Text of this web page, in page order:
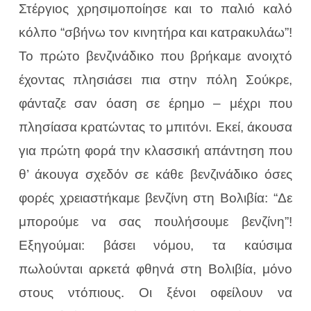
Στέργιος χρησιμοποίησε και το παλιό καλό
κόλπο “σβήνω τον κινητήρα και κατρακυλάω”!
Το πρώτο βενζινάδικο που βρήκαμε ανοιχτό
έχοντας πλησιάσει πια στην πόλη Σούκρε,
φάνταζε σαν όαση σε έρημο – μέχρι που
πλησίασα κρατώντας το μπιτόνι. Εκεί, άκουσα
για πρώτη φορά την κλασσική απάντηση που
θ’ άκουγα σχεδόν σε κάθε βενζινάδικο όσες
φορές χρειαστήκαμε βενζίνη στη Βολιβία: “Δε
μπορούμε να σας πουλήσουμε βενζίνη”!
Εξηγούμαι: βάσει νόμου, τα καύσιμα
πωλούνται αρκετά φθηνά στη Βολιβία, μόνο
στους ντόπιους. Οι ξένοι οφείλουν να